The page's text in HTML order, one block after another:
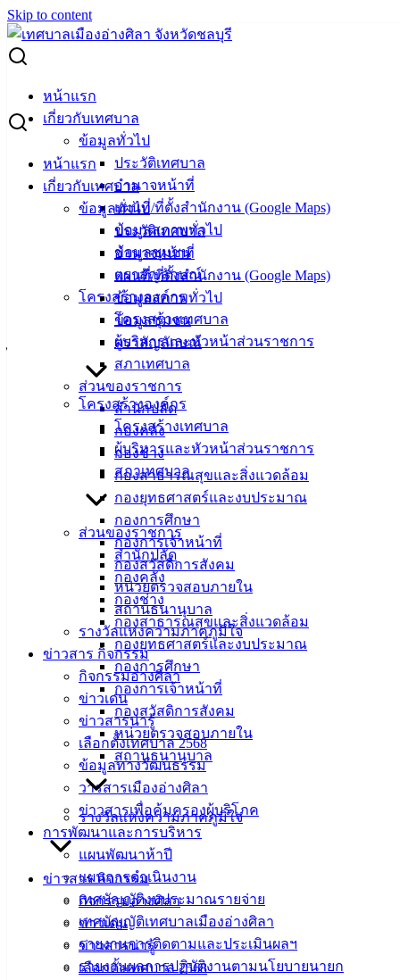
Skip to content
หน้าแรก
เกี่ยวกับเทศบาล
ข้อมูลทั่วไป
ประวัติเทศบาล
อำนาจหน้าที่
แผนที่/ที่ตั้งสำนักงาน (Google Maps)
ข้อมูลสภาพทั่วไป
ข้อมูลชุมชน
ตราสัญลักษณ์
โครงสร้างองค์กร
โครงสร้างเทศบาล
ผู้บริหารและหัวหน้าส่วนราชการ
สภาเทศบาล
ส่วนของราชการ
สำนักปลัด
กองคลัง
กองช่าง
กองสาธารณสุขและสิ่งแวดล้อม
กองยุทธศาสตร์และงบประมาณ
กองการศึกษา
กองการเจ้าหน้าที่
กองสวัสดิการสังคม
หน่วยตรวจสอบภายใน
สถานธนานุบาล
รางวัลแห่งความภาคภูมิใจ
ข่าวสาร กิจกรรม
กิจกรรมอ่างศิลา
ข่าวเด่น
ข่าวสารน่ารู้
เลือกตั้งเทศบาล 2568
ข้อมูลทางวัฒนธรรม
วารสารเมืองอ่างศิลา
ข่าวสารเพื่อคุ้มครองผู้บริโภค
การพัฒนาและการบริหาร
แผนพัฒนาห้าปี
แผนการดำเนินงาน
เทศบัญญัติงบประมาณรายจ่าย
เทศบัญญัติเทศบาลเมืองอ่างศิลา
รายงานการติดตามและประเมินผลฯ
รายงานผลการปฏิบัติงานตามนโยบายนายก
หน้าแรก
เกี่ยวกับเทศบาล
ข้อมูลทั่วไป
ประวัติเทศบาล
อำนาจหน้าที่
แผนที่/ที่ตั้งสำนักงาน (Google Maps)
ข้อมูลสภาพทั่วไป
ข้อมูลชุมชน
ตราสัญลักษณ์
โครงสร้างองค์กร
โครงสร้างเทศบาล
ผู้บริหารและหัวหน้าส่วนราชการ
สภาเทศบาล
ส่วนของราชการ
สำนักปลัด
กองคลัง
กองช่าง
กองสาธารณสุขและสิ่งแวดล้อม
กองยุทธศาสตร์และงบประมาณ
กองการศึกษา
กองการเจ้าหน้าที่
กองสวัสดิการสังคม
หน่วยตรวจสอบภายใน
สถานธนานุบาล
รางวัลแห่งความภาคภูมิใจ
ข่าวสาร กิจกรรม
กิจกรรมอ่างศิลา
ข่าวเด่น
ข่าวสารน่ารู้
เลือกตั้งเทศบาล 2568
Search for:
การยื่นแบบแสดงรายการภาษีเงินได้บุคคลธรรมดา (ภ.งด.90,
ภ.ง.ด.91) สำหรับปีภาษี 2566
การยื่นแบบแสดงรายการภาษีเงินได้บุคคล
ธรรมดา (ภ.งด.90, ภ.ง.ด.91) สำหรับปีภาษี
กุมภาพันธ์ 23, 2024มีนาคม 1, 2024
vichakarn
ข่าวสารน่ารู้
กรณีมีข้อสงสัยเกี่ยวกับการยื่นแบบแสดงรายการภาษีเงิน
ได้บุคคลธรรมดา (ภ.งด.90, ภ.ง.ด.91)
หรือการคืนเงินภาษีผ่านระบบพร้อมเพย์ สอบถามราย
ละเอียดเพิ่มเติมได้ที่
สำนักงานสรรพากรพื้นที่ชลบุรี 1 โทรศัพท์ 038 261353-7
หรือติดต่อศูนย์สารนิเทศสรรพากร โทร.1161
เทศบาลเมือง
อ่างศิลา 90/338
อ.เมือง จ.ชลบุรี
038-
142-100-104
บริการ
ประชาชน